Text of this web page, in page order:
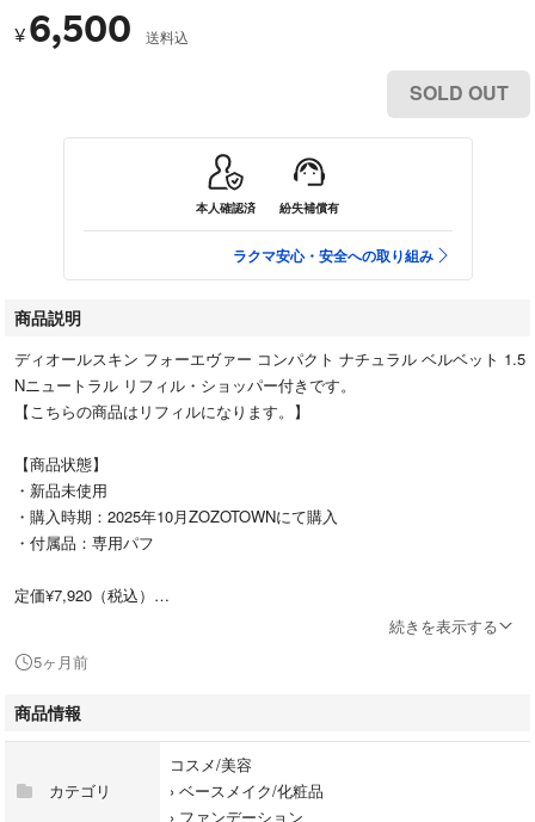
¥ 6,500 送料込
SOLD OUT
本人確認済 紛失補償有
ラクマ安心・安全への取り組み
商品説明
ディオールスキン フォーエヴァー コンパクト ナチュラル ベルベット 1.5
Nニュートラル リフィル・ショッパー付きです。
【こちらの商品はリフィルになります。】
【商品状態】
・新品未使用
・購入時期：2025年10月ZOZOTOWNにて購入
・付属品：専用パフ
定価¥7,920（税込）
専用のパフが付属しております。（画像4枚目）
※【こちらの商品はお値下げ不可とさせて頂きます。】
#コスメ/美容
#ベースメイク/化粧品
続きを表示する
5ヶ月前
商品情報
カテゴリ
コスメ/美容
› ベースメイク/化粧品
› ファンデーション